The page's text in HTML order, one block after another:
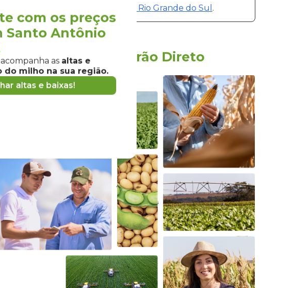
com o preço do milho em Rio Grande do Sul .
do Planalto Grão Direto
com os preços
Santo Antônio
as altas e
do milho na sua região.
altas e baixas!